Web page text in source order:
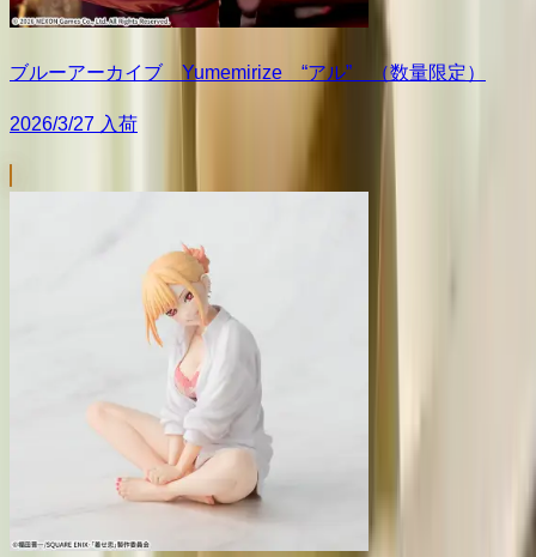
ブルーアーカイブ Yumemirize “アル” （数量限定）
2026/3/27 入荷